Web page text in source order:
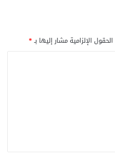
الحقول الإلزامية مشار إليها بـ*